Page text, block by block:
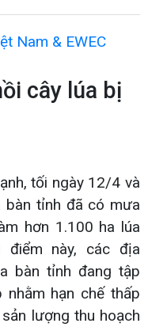
Nam & EWEC
cây lúa bị
tối ngày 12/4 và
tỉnh đã có mưa
hơn 1.100 ha lúa
này, các địa
bàn tỉnh đang tập
hạn chế thấp
lượng thu hoạch